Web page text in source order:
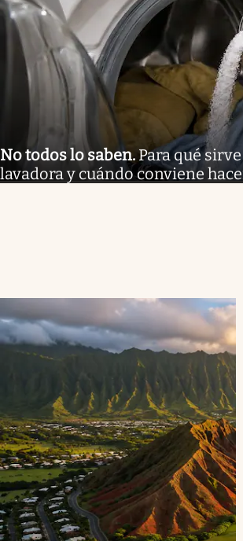
No todos lo saben.Para qué
lavadora y cuándo conviene